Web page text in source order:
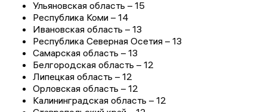
Ульяновская область – 15
Республика Коми – 14
Ивановская область – 13
Республика Северная Осетия – 13
Самарская область – 13
Белгородская область – 12
Липецкая область – 12
Орловская область – 12
Калининградская область – 12